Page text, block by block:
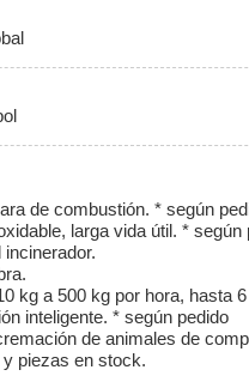
de combustión. * según
larga vida útil. * según
kg a 500 kg por hora, hasta
inteligente. * según pedido
de animales de
piezas en stock.